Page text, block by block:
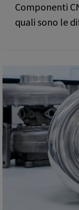
Componenti
quali sono le